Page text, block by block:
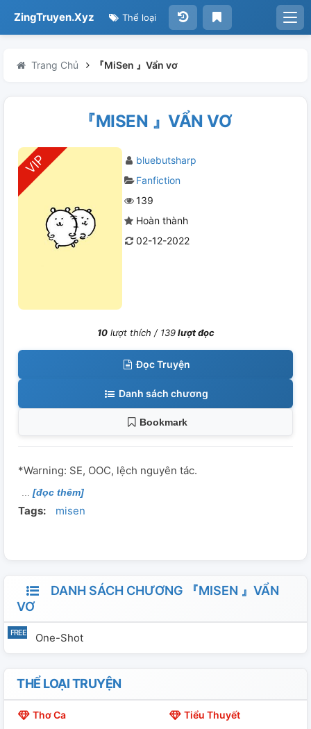
ZingTruyen.Xyz Thể loại
Trang Chủ 『MiSen 』Vẩn vơ
『MISEN 』VẨN VƠ
bluebutsharp
Fanfiction
139
Hoàn thành
02-12-2022
10lượt thích / 139lượt đọc
Đọc Truyện
Danh sách chương
Bookmark
*Warning: SE, OOC, lệch nguyên tác.
[đọc thêm]
Tags: misen
DANH SÁCH CHƯƠNG 『MISEN 』VẨN
VƠ
One-Shot
THỂ LOẠI TRUYỆN
Thơ Ca Tiểu Thuyết